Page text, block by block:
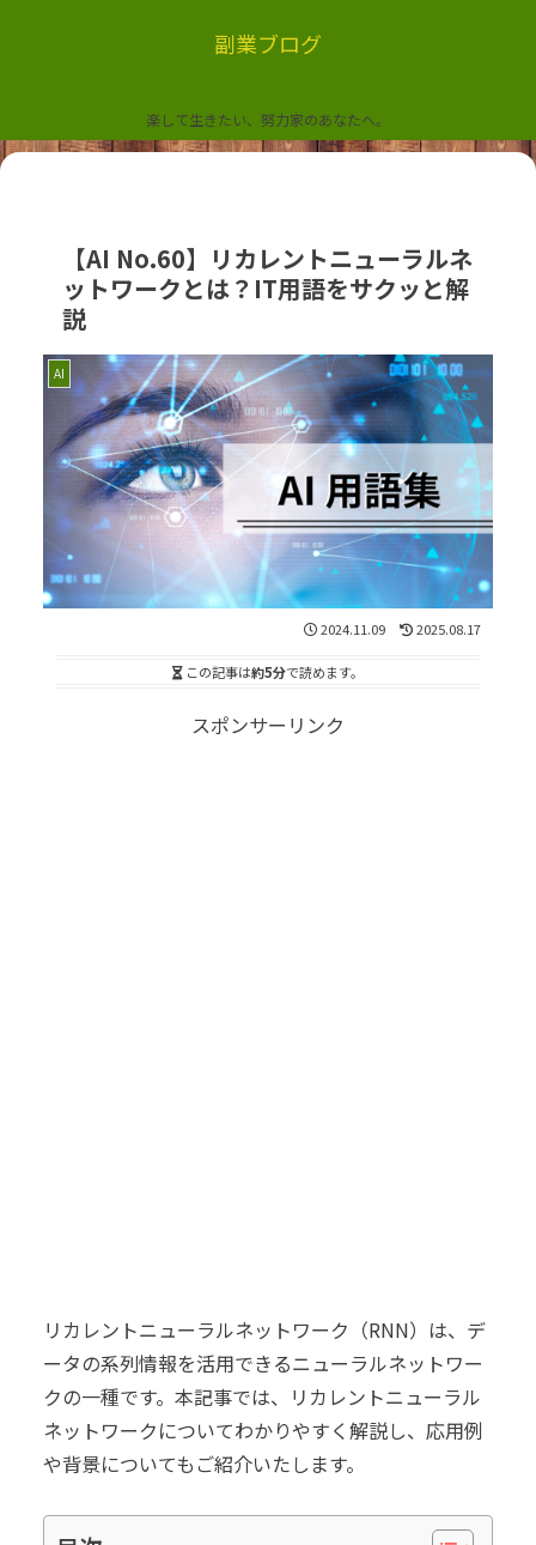
副業ブログ
楽して生きたい、努力家のあなたへ。
【AI No.60】リカレントニューラルネ
ットワークとは？IT用語をサクッと解
説
AI
2024.11.09 2025.08.17
この記事は約5分で読めます。
スポンサーリンク
リカレントニューラルネットワーク（RNN）は、デ
ータの系列情報を活用できるニューラルネットワー
クの一種です。本記事では、リカレントニューラル
ネットワークについてわかりやすく解説し、応用例
や背景についてもご紹介いたします。